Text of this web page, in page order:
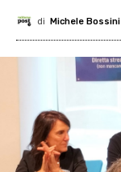
di Michele Bossini